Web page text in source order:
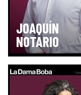
JOAQUÍN
NOTARIO